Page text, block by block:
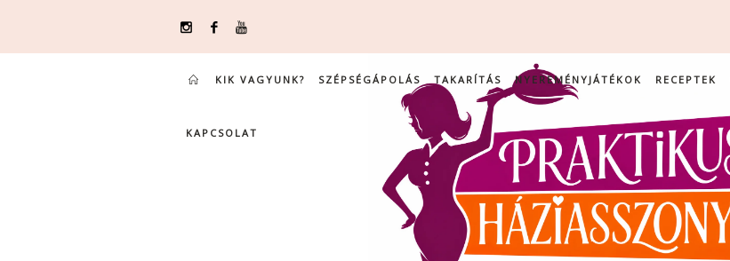
KIK VAGYUNK? SZÉPSÉGÁPOLÁS TAKARÍTÁS NYEREMÉNYJÁTÉKOK RECEPTEK
KAPCSOLAT